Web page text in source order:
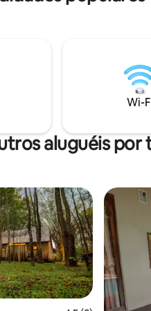
deixam
você está
torna
Wi-
aluguéis por